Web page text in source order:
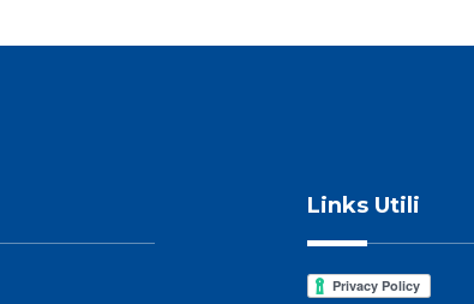
Links Utili